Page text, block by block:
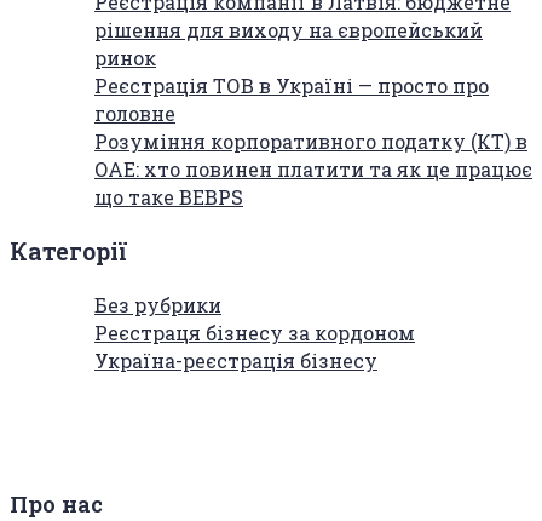
рішення для виходу на європейський
ринок
Реєстрація ТОВ в Україні — просто про
головне
Розуміння корпоративного податку (КТ) в
ОАЕ: хто повинен платити та як це працює
що таке BEBPS
Категорії
Без рубрики
Реєстраця бізнесу за кордоном
Україна-реєстрація бізнесу
Про нас